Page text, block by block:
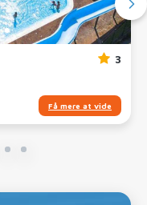
3
Få mere at vide